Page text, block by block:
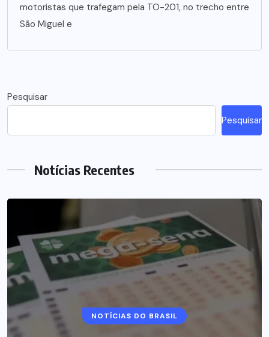
motoristas que trafegam pela TO-201, no trecho entre
São Miguel e
Pesquisar
Pesquisar
Notícias Recentes
NOTÍCIAS DO BRASIL